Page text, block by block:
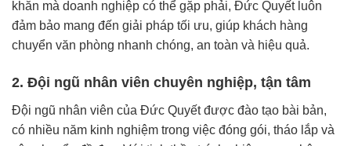
khăn mà doanh nghiệp có thể gặp phải, Đức Quyết luôn
đảm bảo mang đến giải pháp tối ưu, giúp khách hàng
chuyển văn phòng nhanh chóng, an toàn và hiệu quả.
2. Đội ngũ nhân viên chuyên nghiệp, tận tâm
Đội ngũ nhân viên của Đức Quyết được đào tạo bài bản,
có nhiều năm kinh nghiệm trong việc đóng gói, tháo lắp và